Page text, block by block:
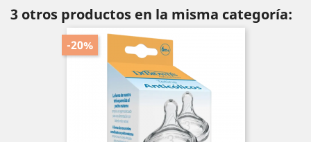
3 otros productos en la misma categoría:
-20%